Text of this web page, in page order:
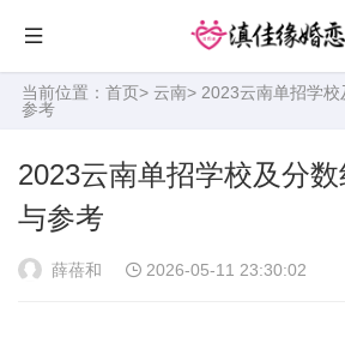
当前位置： 首页> 云南> 2023云南单招学
参考
2023云南单招学校及分
与参考
薛蓓和 2026-05-11 23:30:02